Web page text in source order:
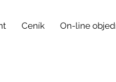
Ceník On-line